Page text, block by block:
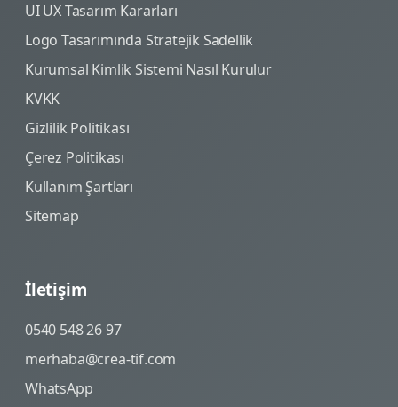
UI UX Tasarım Kararları
Logo Tasarımında Stratejik Sadellik
Kurumsal Kimlik Sistemi Nasıl Kurulur
KVKK
Gizlilik Politikası
Çerez Politikası
Kullanım Şartları
Sitemap
İletişim
0540 548 26 97
merhaba@crea-tif.com
WhatsApp